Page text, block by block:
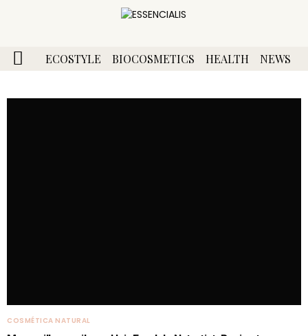
ECOSTYLE BIOCOSMETICS HEALTH NEWS
COSMÉTICA NATURAL